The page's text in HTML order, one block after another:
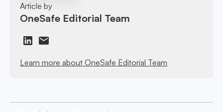
Article by
OneSafe Editorial Team
Learn more about OneSafe Editorial Team